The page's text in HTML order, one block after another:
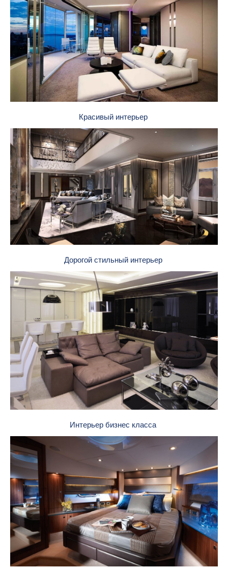
Красивый интерьер
Дорогой стильный интерьер
Интерьер бизнес класса